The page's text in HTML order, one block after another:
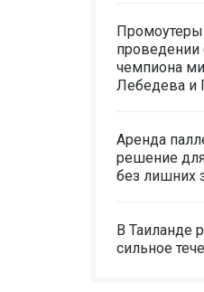
проведении
чемпиона
Лебедева и
Аренда
решение
без лишних
В Таиланде
сильное